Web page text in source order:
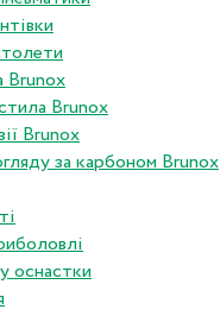
Brunox
Brunox
Brunox
за карбоном Brunox
оснастки